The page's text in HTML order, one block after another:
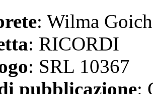
: Wilma Goich
: RICORDI
: SRL 10367
pubblicazione: